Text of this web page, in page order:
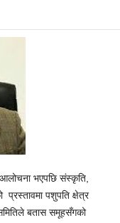
आलोचना भएपछि संस्कृति,
पशुपति क्षेत्र
बतास समूहसँगको